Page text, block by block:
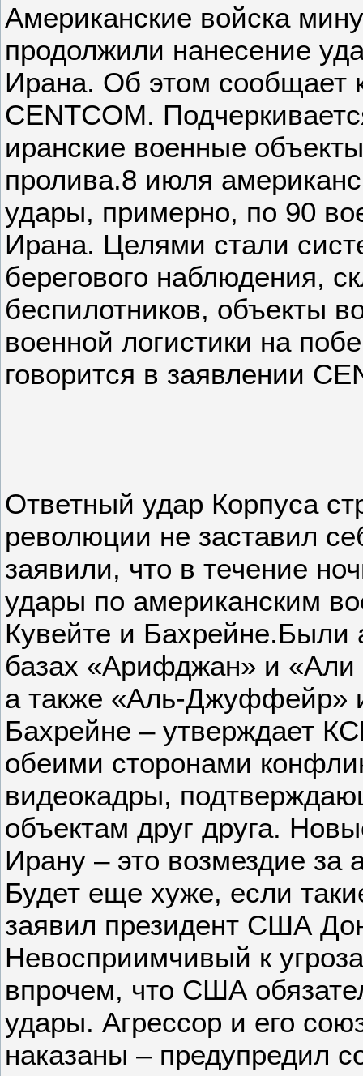
Американские войска
продолжили нанесение
Ирана. Об этом сообщает
CENTCOM.
иранские военные
пролива.8 июля
удары, примерно, по 90
Ирана. Целями стали
берегового наблюдения,
беспилотников, объекты
военной логистики на
говорится в заявлении
Ответный удар Корпуса
революции не заставил
заявили, что в течение
удары по американским
Кувейте и Бахрейне.Были
базах «Арифджан» и
а также «Аль-Джуффейр»
Бахрейне – утверждает
обеими сторонами
видеокадры,
объектам друг друга.
Ирану – это возмездие за
Будет еще хуже, если
заявил президент США
Невосприимчивый к
впрочем, что США
удары. Агрессор и его
наказаны – предупредил